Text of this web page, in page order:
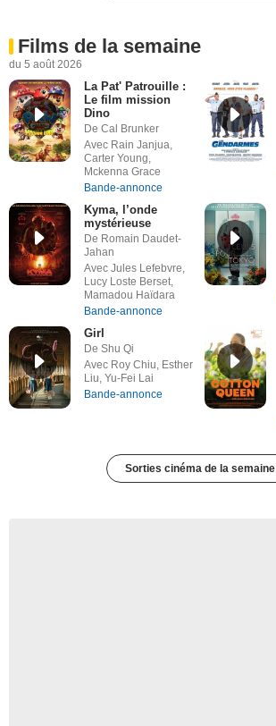
Films de la semaine
du 5 août 2026
La Pat' Patrouille :
Le film mission
Dino
De Cal Brunker
Avec Rain Janjua,
Carter Young,
Mckenna Grace
Bande-annonce
Kyma, l’onde
mystérieuse
De Romain Daudet-
Jahan
Avec Jules Lefebvre,
Lucy Loste Berset,
Mamadou Haïdara
Bande-annonce
Girl
De Shu Qi
Avec Roy Chiu, Esther
Liu, Yu-Fei Lai
Bande-annonce
Sorties cinéma de la semaine